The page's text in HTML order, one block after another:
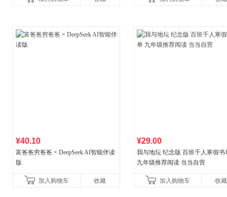
¥40.10
富爸爸穷爸爸 × DeepSeek AI智能伴读
版
加入购物车 收藏
¥29.00
我与地坛 纪念版 百班千人寒假书
九年级推荐阅读 当当自营
加入购物车 收藏